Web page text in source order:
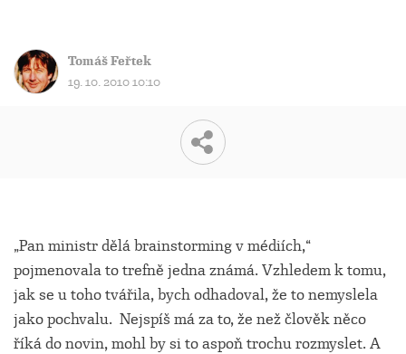
Tomáš Feřtek
19. 10. 2010 10:10
„Pan ministr dělá brainstorming v médiích,“
pojmenovala to trefně jedna známá. Vzhledem k tomu,
jak se u toho tvářila, bych odhadoval, že to nemyslela
jako pochvalu. Nejspíš má za to, že než člověk něco
říká do novin, mohl by si to aspoň trochu rozmyslet. A